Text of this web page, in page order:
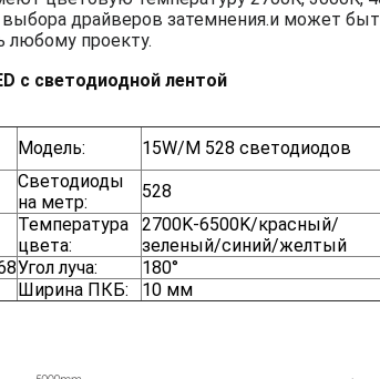
драйверов затемнения.и может
любому проекту.
с светодиодной лентой
Модель: 15W/M 528 светодиодов
Светодиоды
на метр:
528
Температура
цвета:
2700K-6500K/красный/
зеленый/синий/желтый
Угол луча:
180°
Ширина ПКБ: 10 мм